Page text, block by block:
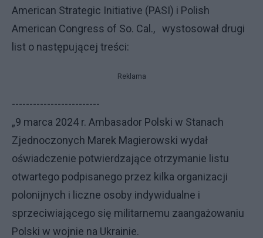
American Strategic Initiative (PASI) i Polish
American Congress of So. Cal., wystosował drugi
list o następującej treści:
Reklama
-------------------------
„9 marca 2024 r. Ambasador Polski w Stanach
Zjednoczonych Marek Magierowski wydał
oświadczenie potwierdzające otrzymanie listu
otwartego podpisanego przez kilka organizacji
polonijnych i liczne osoby indywidualne i
sprzeciwiającego się militarnemu zaangażowaniu
Polski w wojnie na Ukrainie.